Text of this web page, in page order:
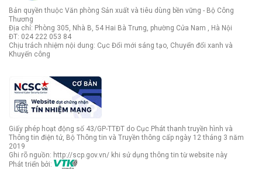
Bản quyền thuộc Văn phòng Sản xuất và tiêu dùng bền vững - Bộ Công
Thương
Địa chỉ: Phòng 305, Nhà B, 54 Hai Bà Trưng, phường Cửa Nam , Hà Nội
ĐT: 024 222 053 84
Chịu trách nhiệm nội dung: Cục Đổi mới sáng tạo, Chuyển đổi xanh và
Khuyến công
Giấy phép hoạt động số 43/GP-TTĐT do Cục Phát thanh truyền hình và
Thông tin điện tử, Bộ Thông tin và Truyền thông cấp ngày 12 tháng 3 năm
2019
Ghi rõ nguồn: http://scp.gov.vn/ khi sử dụng thông tin từ website này
Phát triển bởi: